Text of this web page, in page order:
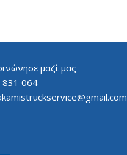
μαζί μας
831 064